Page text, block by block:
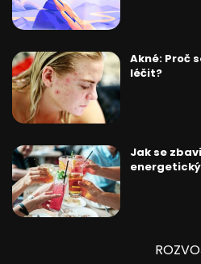
Akné: Proč
léčit?
Jak se